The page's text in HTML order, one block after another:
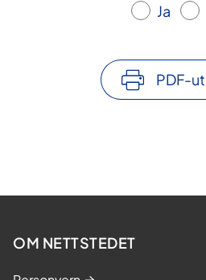
Ja
PDF-
OM NETTSTEDET